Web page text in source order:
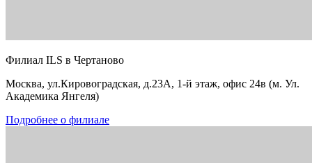
Филиал ILS в Чертаново
Москва, ул.Кировоградская, д.23А, 1-й этаж, офис 24в (м. Ул.
Академика Янгеля)
Подробнее о филиале